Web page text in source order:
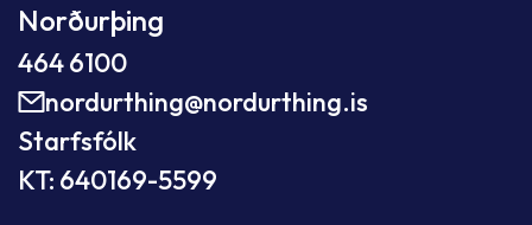
Norðurþing
464 6100
nordurthing@nordurthing.is
Starfsfólk
KT: 640169-5599